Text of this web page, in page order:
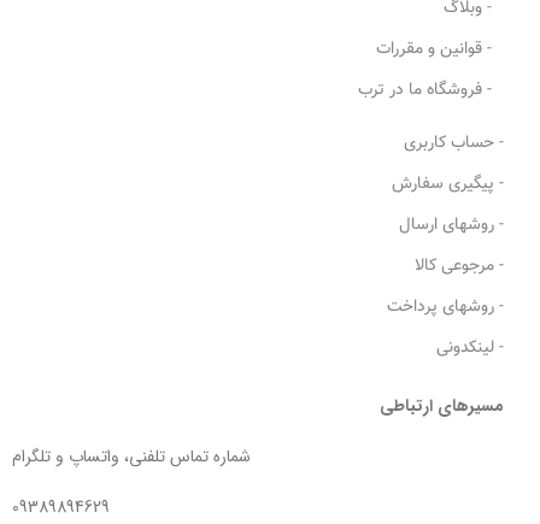
- وبلاگ
- قوانین و مقررات
- فروشگاه ما در ترب
- حساب کاربری
- پیگیری سفارش
- روشهای ارسال
- مرجوعی کالا
- روشهای پرداخت
- لینکدونی
مسیرهای ارتباطی
شماره تماس تلفنی، واتساپ و تلگرام
09389894629